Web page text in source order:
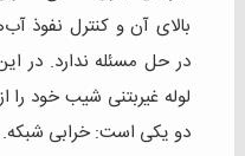
بالای آن و کنترل نفوذ
در حل مسئله ندارد. در
لوله غیربتنی شیب خود
دو یکی است: خرابی شبکه.